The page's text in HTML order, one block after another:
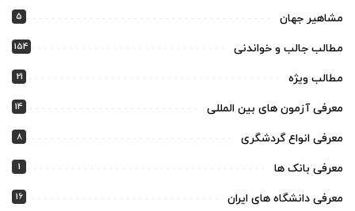
مشاهیر جهان 5
مطالب جالب و خواندنی 154
مطالب ویژه 21
معرفی آزمون های بین المللی 14
معرفی انواع گردشگری 8
معرفی بانک ها 1
معرفی دانشگاه های ایران 16